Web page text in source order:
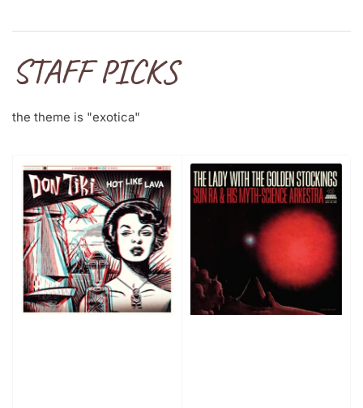
STAFF PICKS
the theme is "exotica"